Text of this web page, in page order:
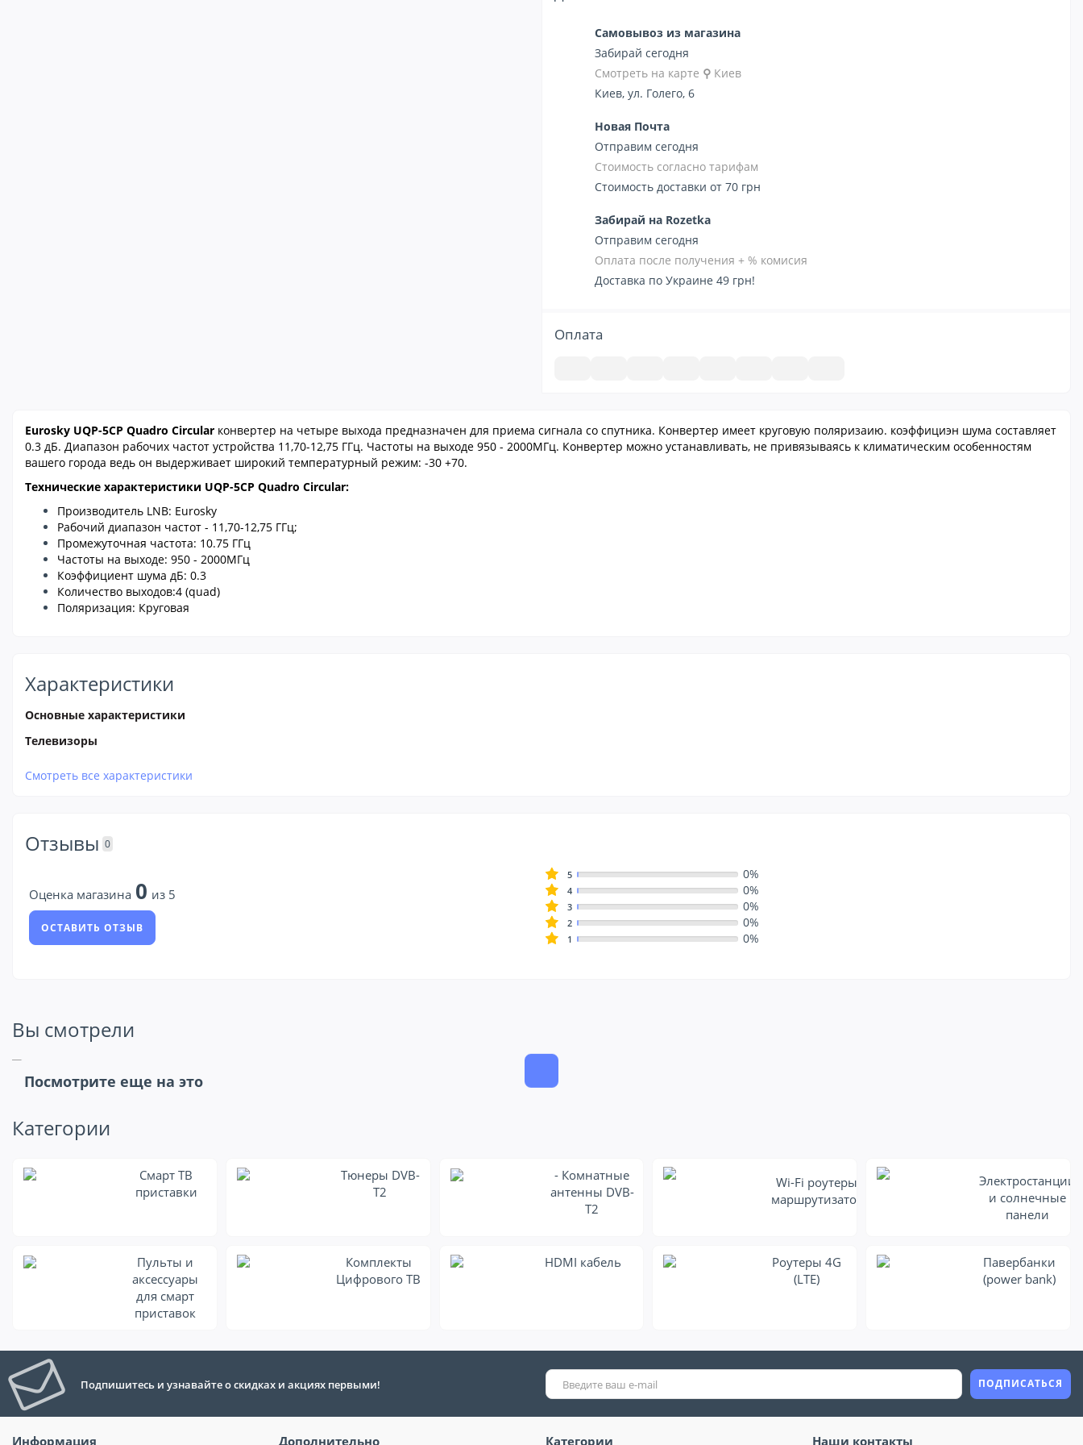
Самовывоз из магазина
Забирай сегодня
Смотреть на карте ⚲ Киев
Киев, ул. Голего, 6
Новая Почта
Отправим сегодня
Стоимость согласно тарифам
Стоимость доставки от 70 грн
Забирай на Rozetka
Отправим сегодня
Оплата после получения + % комисия
Доставка по Украине 49 грн!
Оплата
Eurosky UQP-5CP Quadro Circular конвертер на четыре выхода предназначен для приема сигнала со спутника. Конвертер имеет круговую поляризаию. коэффициэн шума составляет
0.3 дБ. Диапазон рабочих частот устройства 11,70-12,75 ГГц. Частоты на выходе 950 - 2000МГц. Конвертер можно устанавливать, не привязываясь к климатическим особенностям
вашего города ведь он выдерживает широкий температурный режим: -30 +70.
Технические характеристики UQP-5CP Quadro Circular:
Производитель LNB: Eurosky
Рабочий диапазон частот - 11,70-12,75 ГГц;
Промежуточная частота: 10.75 ГГц
Частоты на выходе: 950 - 2000МГц
Коэффициент шума дБ: 0.3
Количество выходов:4 (quad)
Поляризация: Круговая
Характеристики
Основные характеристики
Телевизоры
Смотреть все характеристики
Отзывы 0
Оценка магазина 0 из 5
ОСТАВИТЬ ОТЗЫВ
5 0%
4 0%
3 0%
2 0%
1 0%
Вы смотрели
Посмотрите еще на это
Категории
Смарт ТВ
приставки
Тюнеры DVB-
T2
- Комнатные
антенны DVB-
T2
Wi-Fi роутеры и
маршрутизаторы
Электростанции
и солнечные
панели
Пульты и
аксессуары
для смарт
приставок
Комплекты
Цифрового ТВ
HDMI кабель
Роутеры 4G
(LTE)
Павербанки
(power bank)
Подпишитесь и узнавайте о скидках и акциях первыми! ПОДПИСАТЬСЯ
Информация Дополнительно Категории Наши контакты